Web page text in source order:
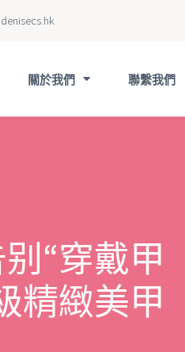
關於我們 聯繫我們
“穿戴甲
精緻美甲